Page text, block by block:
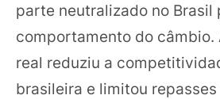
parte neutralizado no Brasil
comportamento do câmbio.
real reduziu a
brasileira e limitou